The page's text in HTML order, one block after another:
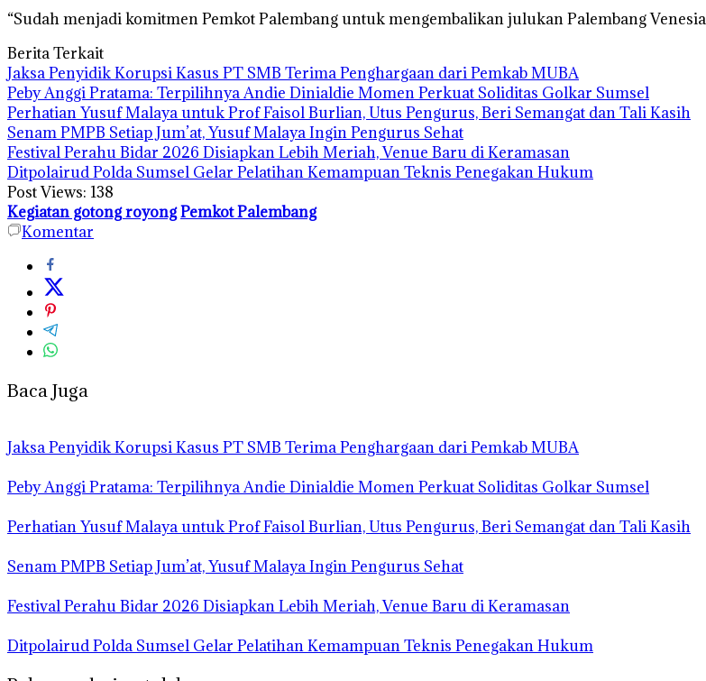
“Sudah menjadi komitmen Pemkot Palembang untuk mengembalikan julukan Palembang
Berita Terkait
Jaksa Penyidik Korupsi Kasus PT SMB Terima Penghargaan dari Pemkab MUBA
Peby Anggi Pratama: Terpilihnya Andie Dinialdie Momen Perkuat Soliditas Golkar Sumsel
Perhatian Yusuf Malaya untuk Prof Faisol Burlian, Utus Pengurus, Beri Semangat dan Tali Kasih
Senam PMPB Setiap Jum’at, Yusuf Malaya Ingin Pengurus Sehat
Festival Perahu Bidar 2026 Disiapkan Lebih Meriah, Venue Baru di Keramasan
Ditpolairud Polda Sumsel Gelar Pelatihan Kemampuan Teknis Penegakan Hukum
Post Views: 138
Kegiatan gotong royongPemkot Palembang
Komentar
Baca Juga
Jaksa Penyidik Korupsi Kasus PT SMB Terima Penghargaan dari Pemkab MUBA
Peby Anggi Pratama: Terpilihnya Andie Dinialdie Momen Perkuat Soliditas Golkar Sumsel
Perhatian Yusuf Malaya untuk Prof Faisol Burlian, Utus Pengurus, Beri Semangat dan Tali Kasih
Senam PMPB Setiap Jum’at, Yusuf Malaya Ingin Pengurus Sehat
Festival Perahu Bidar 2026 Disiapkan Lebih Meriah, Venue Baru di Keramasan
Ditpolairud Polda Sumsel Gelar Pelatihan Kemampuan Teknis Penegakan Hukum